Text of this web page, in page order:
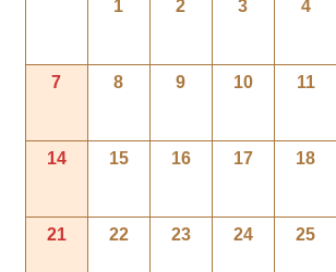
1 2 3 4
7 8 9 10 11
14 15 16 17 18
21 22 23 24 25